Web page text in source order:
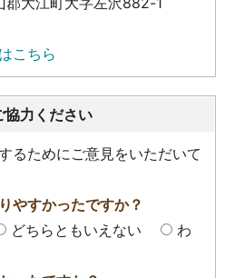
こちら
協力ください
るためにご意見をいただいて
やすかったですか？
どちらともいえない
わ